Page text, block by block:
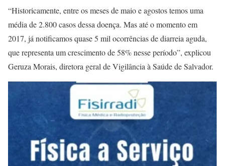
“Historicamente, entre os meses de maio e agostos temos uma
média de 2.800 casos dessa doença. Mas até o momento em
2017, já notificamos quase 5 mil ocorrências de diarreia aguda,
que representa um crescimento de 58% nesse período”, explicou
Geruza Morais, diretora geral de Vigilância à Saúde de Salvador.